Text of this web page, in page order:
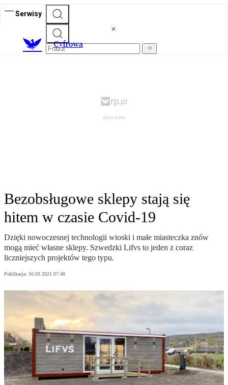
Serwisy
Cyfrowa
Bezobsługowe sklepy stają się
hitem w czasie Covid-19
Dzięki nowoczesnej technologii wioski i małe miasteczka znów
mogą mieć własne sklepy. Szwedzki Lifvs to jeden z coraz
liczniejszych projektów tego typu.
Publikacja: 16.03.2021 07:48